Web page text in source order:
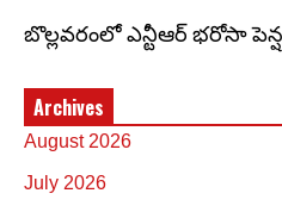
బొల్లవరంలో ఎన్టీఆర్ భరోసా
Archives
August 2026
July 2026